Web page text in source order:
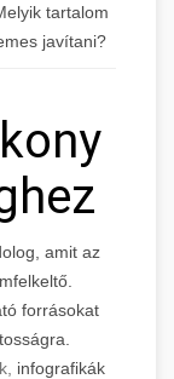
tartalom
javítani?
amit az
forrásokat
infografikák